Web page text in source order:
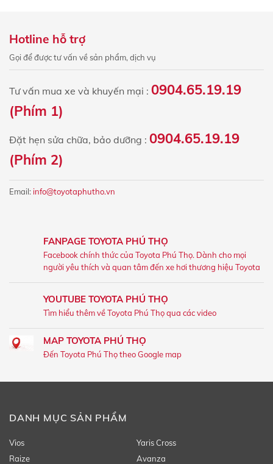
Hotline hỗ trợ
Gọi để được tư vấn về sản phẩm, dịch vụ
Tư vấn mua xe và khuyến mại : 0904.65.19.19
(Phím 1)
Đặt hẹn sửa chữa, bảo dưỡng : 0904.65.19.19
(Phím 2)
Email: info@toyotaphutho.vn
FANPAGE TOYOTA PHÚ THỌ
Facebook chính thức của Toyota Phú Thọ. Dành cho mọi
người yêu thích và quan tâm đến xe hơi thương hiệu Toyota
YOUTUBE TOYOTA PHÚ THỌ
Tìm hiểu thêm về Toyota Phú Thọ qua các video
MAP TOYOTA PHÚ THỌ
Đến Toyota Phú Thọ theo Google map
DANH MỤC SẢN PHẨM
Vios
Yaris Cross
Raize
Avanza